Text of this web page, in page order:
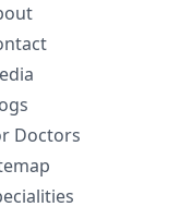
Doctors